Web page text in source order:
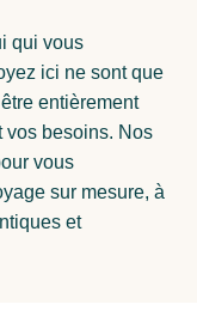
qui vous
ici ne sont que
entièrement
vos besoins. Nos
vous
sur mesure, à
et